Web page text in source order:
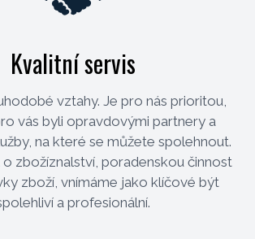
Kvalitní servis
vztahy. Je pro nás prioritou,
vás byli opravdovými partnery a
na které se můžete spolehnout.
o zbožíznalství, poradenskou činnost
zboží, vnímáme jako klíčové být
a profesionální.